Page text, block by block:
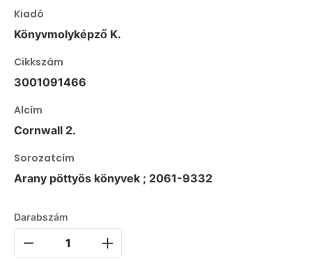
Kiadó
Könyvmolyképző K.
Cikkszám
3001091466
Alcím
Cornwall 2.
Sorozatcím
Arany pöttyös könyvek ; 2061-9332
Darabszám